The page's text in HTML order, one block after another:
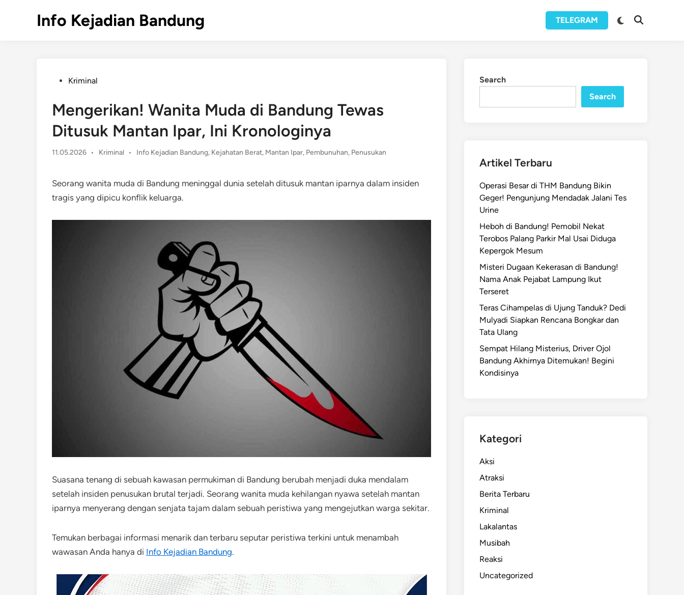
Info Kejadian Bandung TELEGRAM
Switch
Open
PostedKriminal
Mengerikan! Wanita Muda di Bandung Tewas
Ditusuk Mantan Ipar, Ini Kronologinya
11.05.2026 •
Posted
Kriminal • Info Kejadian Bandung, Kejahatan Berat, Mantan Ipar, Pembunuhan, Penusukan
Seorang wanita muda di Bandung meninggal dunia setelah ditusuk mantan iparnya dalam insiden
tragis yang dipicu konflik keluarga.
Suasana tenang di sebuah kawasan permukiman di Bandung berubah menjadi duka mendalam
setelah insiden penusukan brutal terjadi. Seorang wanita muda kehilangan nyawa setelah mantan
iparnya menyerang dengan senjata tajam dalam sebuah peristiwa yang mengejutkan warga sekitar.
Temukan berbagai informasi menarik dan terbaru seputar peristiwa terkini untuk menambah
wawasan Anda hanya di Info Kejadian Bandung.
Search
Search
Artikel Terbaru
Operasi Besar di THM Bandung Bikin
Geger! Pengunjung Mendadak Jalani Tes
Urine
Heboh di Bandung! Pemobil Nekat
Terobos Palang Parkir Mal Usai Diduga
Kepergok Mesum
Misteri Dugaan Kekerasan di Bandung!
Nama Anak Pejabat Lampung Ikut
Terseret
Teras Cihampelas di Ujung Tanduk? Dedi
Mulyadi Siapkan Rencana Bongkar dan
Tata Ulang
Sempat Hilang Misterius, Driver Ojol
Bandung Akhirnya Ditemukan! Begini
Kondisinya
Kategori
Aksi
Atraksi
Berita Terbaru
Kriminal
Lakalantas
Musibah
Reaksi
Uncategorized